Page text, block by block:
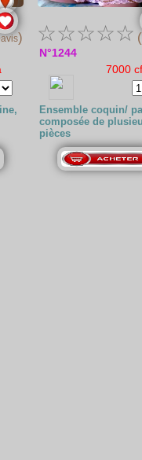
) ☆☆☆☆☆ (
N°1244
7000
Ensemble coquin/
composée de
pièces